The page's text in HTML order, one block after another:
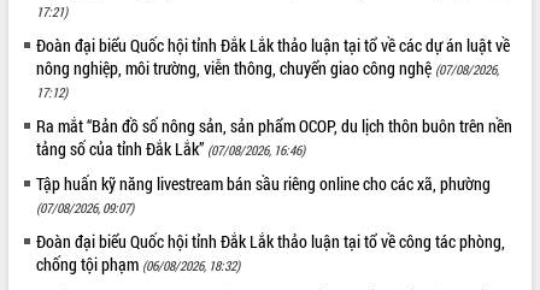
THỐNG KÊ TRUY CẬP
Hôm nay: 26131
Tất cả: 66111799
17:21)
Đoàn đại biểu Quốc hội tỉnh Đắk Lắk thảo luận tại tổ về các dự án luật về
nông nghiệp, môi trường, viễn thông, chuyển giao công nghệ (07/08/2026,
17:12)
Ra mắt “Bản đồ số nông sản, sản phẩm OCOP, du lịch thôn buôn trên nền
tảng số của tỉnh Đắk Lắk” (07/08/2026, 16:46)
Tập huấn kỹ năng livestream bán sầu riêng online cho các xã, phường
(07/08/2026, 09:07)
Đoàn đại biểu Quốc hội tỉnh Đắk Lắk thảo luận tại tổ về công tác phòng,
chống tội phạm (06/08/2026, 18:32)